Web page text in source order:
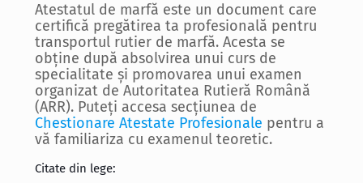
Atestatul de marfă este un document care
certifică pregătirea ta profesională pentru
transportul rutier de marfă. Acesta se
obține după absolvirea unui curs de
specialitate și promovarea unui examen
organizat de Autoritatea Rutieră Română
(ARR). Puteți accesa secțiunea de
Chestionare Atestate Profesionale pentru a
vă familiariza cu examenul teoretic.
Citate din lege: